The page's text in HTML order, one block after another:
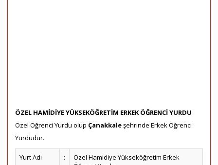
ÖZEL HAMİDİYE YÜKSEKÖĞRETİM ERKEK ÖĞRENCİ YURDU
Özel Öğrenci Yurdu olup Çanakkaleşehrinde Erkek Öğrenci
Yurdudur.
Yurt Adı :
Özel Hamidiye Yükseköğretim Erkek